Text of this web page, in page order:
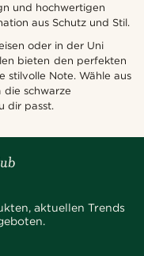
und hochwertigen
aus Schutz und Stil.
oder in der Uni
bieten den perfekten
stilvolle Note. Wähle aus
die schwarze
dir passt.
aktuellen Trends